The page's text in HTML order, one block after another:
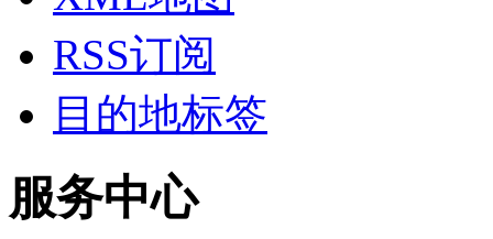
RSS订阅
目的地标签
服务中心